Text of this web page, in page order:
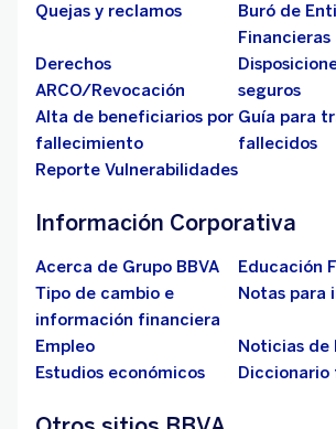
Quejas y reclamos
Buró de
Financieras
Derechos
ARCO/Revocación
seguros
Alta de beneficiarios por
fallecimiento
Guía para
fallecidos
Reporte Vulnerabilidades
Información Corporativa
Acerca de Grupo BBVA
Educación
Tipo de cambio e
información financiera
Notas para
Empleo
Noticias de
Estudios económicos
Diccionario